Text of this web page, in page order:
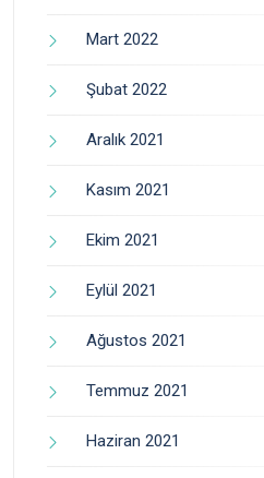
Mart 2022
Şubat 2022
Aralık 2021
Kasım 2021
Ekim 2021
Eylül 2021
Ağustos 2021
Temmuz 2021
Haziran 2021